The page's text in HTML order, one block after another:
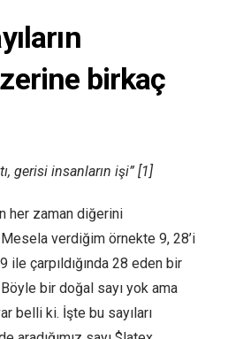
birkaç
gerisi insanların işi” [1]
her zaman diğerini
verdiğim örnekte 9, 28’i
ile çarpıldığında 28 eden bir
Böyle bir doğal sayı yok ama
belli ki. İşte bu sayıları